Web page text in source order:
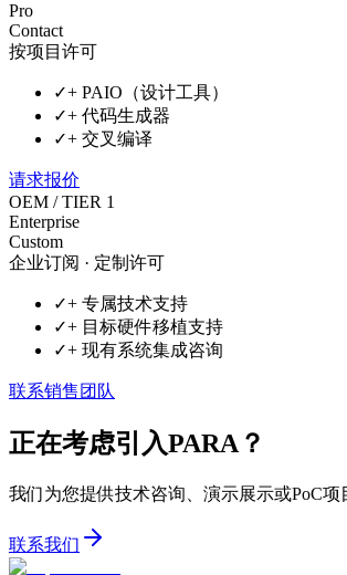
Pro
Contact
按项目许可
✓+ PAIO（设计工具）
✓+ 代码生成器
✓+ 交叉编译
请求报价
OEM / TIER 1
Enterprise
Custom
企业订阅 · 定制许可
✓+ 专属技术支持
✓+ 目标硬件移植支持
✓+ 现有系统集成咨询
联系销售团队
正在考虑引入PARA？
我们为您提供技术咨询、演示展示或PoC项
联系我们